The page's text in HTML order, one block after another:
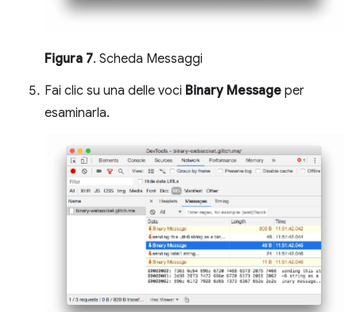
Figura 7. Scheda Messaggi
Fai clic su una delle voci Binary Message per
esaminarla.